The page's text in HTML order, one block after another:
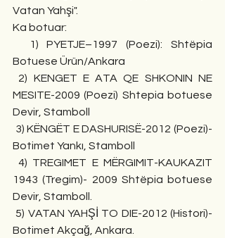
Vatan Yahşi".
Ka botuar:
1) PYETJE–1997 (Poezi): Shtëpia
Botuese Ürün/Ankara
2) KENGET E ATA QE SHKONIN NE
MESITE-2009 (Poezi) Shtepia botuese
Devir, Stamboll
3) KËNGËT E DASHURISË-2012 (Poezi)-
Botimet Yankı, Stamboll
4) TREGIMET E MËRGIMIT-KAUKAZIT
1943 (Tregim)- 2009 Shtëpia botuese
Devir, Stamboll.
5) VATAN YAHŞİ TO DIE-2012 (Histori)-
Botimet Akçağ, Ankara.